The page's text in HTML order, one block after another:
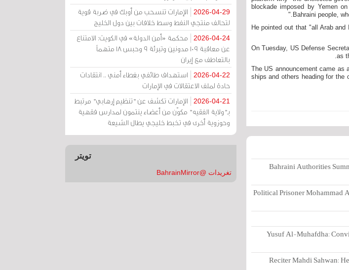
blockade imposed by Yemen
Bahraini people,
He pointed out that "all Arab
On Tuesday, US Defense
as
The US announcement came as
ships and others heading for the
Bahraini Authorities
Political Prisoner Mohammad
Yusuf Al-Muhafdha:
Reciter Mahdi Sahwan:
2026-04-29
الإمارات تنسحب من أوبك في ضربة قوية
لتحالف منتجي النفط وسط خلافات بين دول الخليج
2026-04-24
محكمة «أمن الدولة» في الكويت: الامتناع
عن معاقبة 109 مدونين وتبرئة 9 وحبس 18 متهماً
بالتعاطف مع إيران
2026-04-22
استهداف طائفي بغطاء أمني .. انتقادات
حادة لملف الاعتقالات في الإمارات
2026-04-21
الإمارات تكشف عن "تنظيم إرهابي" مرتبط
بـ"ولاية الفقيه" مكوّن من أعضاء ينتمون لمدارس فقهية
وحوزوية أخرى في تخبط خليجي يطال الشيعة
تويتر
تغريدات @BahrainMirror